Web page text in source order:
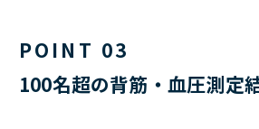
POINT 03
100名超の背筋・血圧測定